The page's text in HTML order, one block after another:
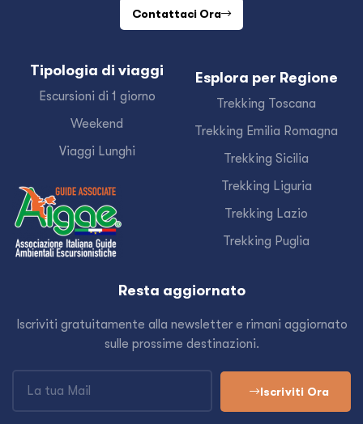
Contattaci Ora
Tipologia di viaggi
Escursioni di 1 giorno
Weekend
Viaggi Lunghi
Esplora per Regione
Trekking Toscana
Trekking Emilia Romagna
Trekking Sicilia
Trekking Liguria
Trekking Lazio
Trekking Puglia
Resta aggiornato
Iscriviti gratuitamente alla newsletter e rimani aggiornato
sulle prossime destinazioni.
Iscriviti Ora